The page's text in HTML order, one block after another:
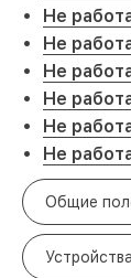
Не
Не
Не
Не
Не
Не
Общие
Устройства